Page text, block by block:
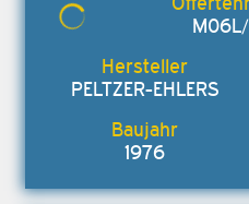
PELTZER-EHLERS
1976